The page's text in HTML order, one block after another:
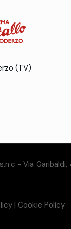
(TV)
- Via Garibaldi,
| Cookie Policy